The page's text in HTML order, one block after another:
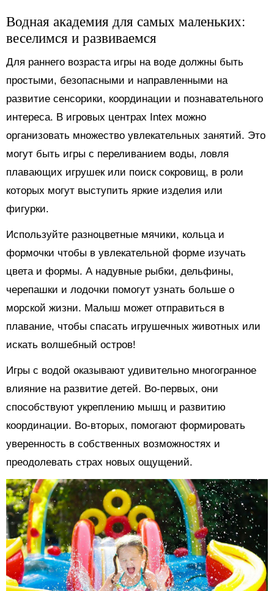
Водная академия для самых маленьких:
веселимся и развиваемся
Для раннего возраста игры на воде должны быть
простыми, безопасными и направленными на
развитие сенсорики, координации и познавательного
интереса. В игровых центрах Intex можно
организовать множество увлекательных занятий. Это
могут быть игры с переливанием воды, ловля
плавающих игрушек или поиск сокровищ, в роли
которых могут выступить яркие изделия или
фигурки.
Используйте разноцветные мячики, кольца и
формочки чтобы в увлекательной форме изучать
цвета и формы. А надувные рыбки, дельфины,
черепашки и лодочки помогут узнать больше о
морской жизни. Малыш может отправиться в
плавание, чтобы спасать игрушечных животных или
искать волшебный остров!
Игры с водой оказывают удивительно многогранное
влияние на развитие детей. Во-первых, они
способствуют укреплению мышц и развитию
координации. Во-вторых, помогают формировать
уверенность в собственных возможностях и
преодолевать страх новых ощущений.